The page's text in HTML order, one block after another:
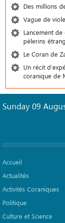
Des millions
Vague de
Lancement
pèlerins
Le Coran de
Un récit
coranique de
Sunday 09
Accueil
Actualités
Activités Coraniques
Politique
Culture et Science